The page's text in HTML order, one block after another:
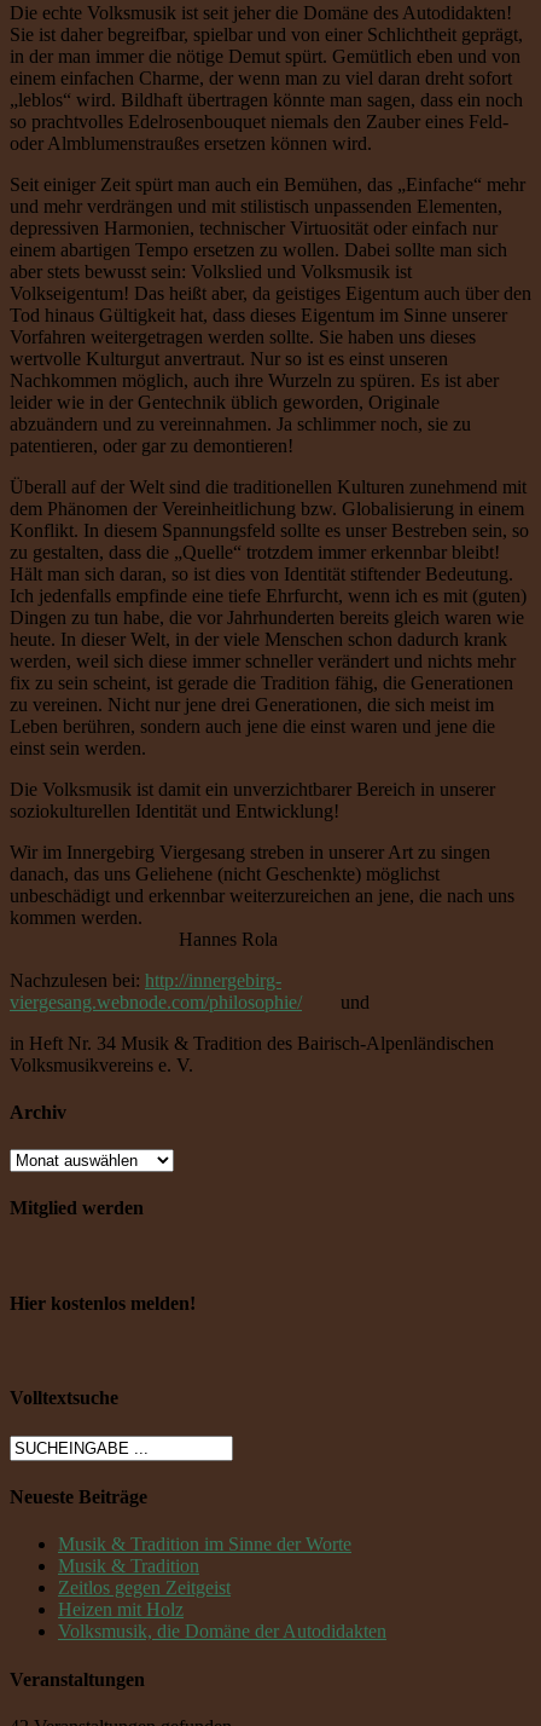
Die echte Volksmusik ist seit jeher die Domäne des Autodidakten!
Sie ist daher begreifbar, spielbar und von einer Schlichtheit geprägt,
in der man immer die nötige Demut spürt. Gemütlich eben und von
einem einfachen Charme, der wenn man zu viel daran dreht sofort
„leblos“ wird. Bildhaft übertragen könnte man sagen, dass ein noch
so prachtvolles Edelrosenbouquet niemals den Zauber eines Feld-
oder Almblumenstraußes ersetzen können wird.
Seit einiger Zeit spürt man auch ein Bemühen, das „Einfache“ mehr
und mehr verdrängen und mit stilistisch unpassenden Elementen,
depressiven Harmonien, technischer Virtuosität oder einfach nur
einem abartigen Tempo ersetzen zu wollen. Dabei sollte man sich
aber stets bewusst sein: Volkslied und Volksmusik ist
Volkseigentum! Das heißt aber, da geistiges Eigentum auch über den
Tod hinaus Gültigkeit hat, dass dieses Eigentum im Sinne unserer
Vorfahren weitergetragen werden sollte. Sie haben uns dieses
wertvolle Kulturgut anvertraut. Nur so ist es einst unseren
Nachkommen möglich, auch ihre Wurzeln zu spüren. Es ist aber
leider wie in der Gentechnik üblich geworden, Originale
abzuändern und zu vereinnahmen. Ja schlimmer noch, sie zu
patentieren, oder gar zu demontieren!
Überall auf der Welt sind die traditionellen Kulturen zunehmend mit
dem Phänomen der Vereinheitlichung bzw. Globalisierung in einem
Konflikt. In diesem Spannungsfeld sollte es unser Bestreben sein, so
zu gestalten, dass die „Quelle“ trotzdem immer erkennbar bleibt!
Hält man sich daran, so ist dies von Identität stiftender Bedeutung.
Ich jedenfalls empfinde eine tiefe Ehrfurcht, wenn ich es mit (guten)
Dingen zu tun habe, die vor Jahrhunderten bereits gleich waren wie
heute. In dieser Welt, in der viele Menschen schon dadurch krank
werden, weil sich diese immer schneller verändert und nichts mehr
fix zu sein scheint, ist gerade die Tradition fähig, die Generationen
zu vereinen. Nicht nur jene drei Generationen, die sich meist im
Leben berühren, sondern auch jene die einst waren und jene die
einst sein werden.
Die Volksmusik ist damit ein unverzichtbarer Bereich in unserer
soziokulturellen Identität und Entwicklung!
Wir im Innergebirg Viergesang streben in unserer Art zu singen
danach, das uns Geliehene (nicht Geschenkte) möglichst
unbeschädigt und erkennbar weiterzureichen an jene, die nach uns
kommen werden.
Hannes Rola
Nachzulesen bei: http://innergebirg-
viergesang.webnode.com/philosophie/ und
in Heft Nr. 34 Musik & Tradition des Bairisch-Alpenländischen
Volksmusikvereins e. V.
Archiv
Mitglied werden
Hier kostenlos melden!
Volltextsuche
Neueste Beiträge
Musik & Tradition im Sinne der Worte
Musik & Tradition
Zeitlos gegen Zeitgeist
Heizen mit Holz
Volksmusik, die Domäne der Autodidakten
Veranstaltungen